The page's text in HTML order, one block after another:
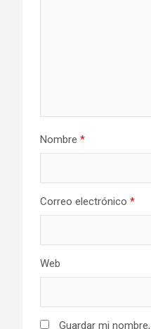
Nombre *
Correo electrónico *
Web
Guardar mi